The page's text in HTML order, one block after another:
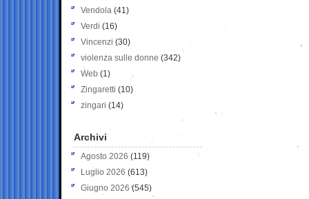
Vendola (41)
Verdi (16)
Vincenzi (30)
violenza sulle donne (342)
Web (1)
Zingaretti (10)
zingari (14)
Archivi
Agosto 2026 (119)
Luglio 2026 (613)
Giugno 2026 (545)